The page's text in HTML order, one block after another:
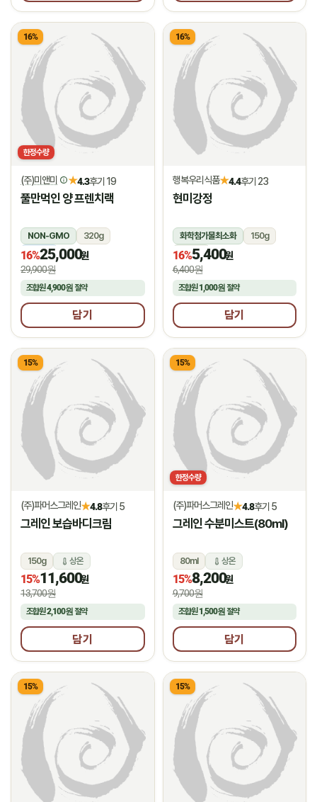
16%
한정수량
(주)미앤미 ★4.3후기 19
풀만먹인 양 프렌치랙
NON-GMO
320g
냉동
16%25,000원
29,900원
조합원4,900원 절약
담기
16%
행복우리식품★4.4후기 23
현미강정
화학첨가물최소화
150g
상온
16%5,400원
6,400원
조합원1,000원절약
담기
15%
(주)파머스그레인★4.8후기 5
그레인 보습바디크림
150g 상온
15%11,600원
13,700원
조합원2,100원 절약
담기
15%
한정수량
(주)파머스그레인★4.8후기 5
그레인 수분미스트(80ml)
80ml 상온
15%8,200원
9,700원
조합원1,500원절약
담기
15% 15%